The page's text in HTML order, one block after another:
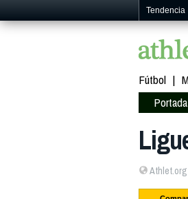
Tendencia
Fútbol
Portada